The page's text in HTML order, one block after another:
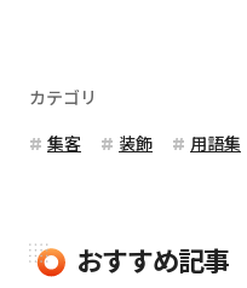
カテゴリ
集客
装飾 用語集
おすすめ記事